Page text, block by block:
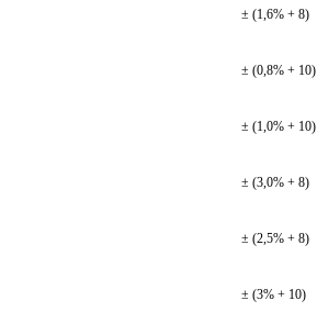
± (1,6% + 8)
± (0,8% + 10)
± (1,0% + 10)
± (3,0% + 8)
± (2,5% + 8)
± (3% + 10)